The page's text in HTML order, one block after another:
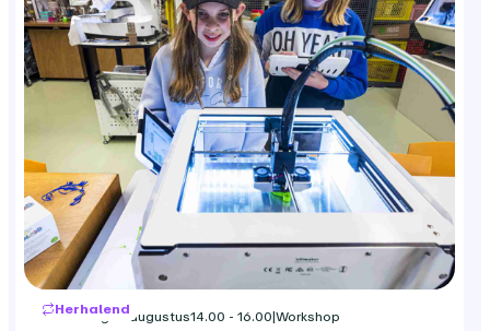
Herhalend
woensdag 12 augustus14.00 - 16.00|Workshop